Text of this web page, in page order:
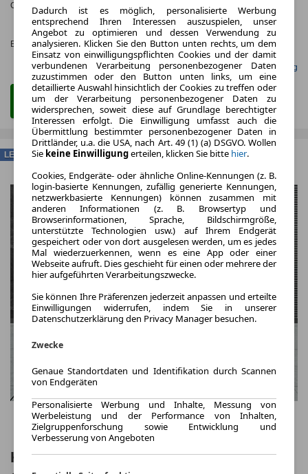
CO
-Emissionen* :ca. 0 g/km (komb.)
Effizienzklasse:
CO₂-
KLASSE
A (KOMB.)
Gefunden auf Null Leasing
Zum Leasing Angebot
Kia EV6 EARTH Navi Leder digitales
LEASING
Dadurch ist es möglich, personalisierte Werbung
entsprechend Ihren Interessen auszuspielen, unser
Angebot zu optimieren und dessen Verwendung zu
analysieren. Klicken Sie den Button unten rechts, um dem
Einsatz von einwilligungspflichten Cookies und der damit
verbundenen Verarbeitung personenbezogener Daten
zuzustimmen oder den Button unten links, um eine
detaillierte Auswahl hinsichtlich der Cookies zu treffen oder
um der Verarbeitung personenbezogener Daten zu
widersprechen, soweit diese auf Grundlage berechtigter
Interessen erfolgt. Die Einwilligung umfasst auch die
Übermittlung bestimmter personenbezogener Daten in
Drittländer, u.a. die USA, nach Art. 49 (1) (a) DSGVO. Wollen
Sie keine Einwilligungerteilen, klicken Sie bitte hier.
Cookies, Endgeräte- oder ähnliche Online-Kennungen (z. B.
login-basierte Kennungen, zufällig generierte Kennungen,
netzwerkbasierte Kennungen) können zusammen mit
anderen Informationen (z. B. Browsertyp und
Browserinformationen, Sprache, Bildschirmgröße,
unterstützte Technologien usw.) auf Ihrem Endgerät
gespeichert oder von dort ausgelesen werden, um es jedes
Mal wiederzuerkennen, wenn es eine App oder einer
Webseite aufruft. Dies geschieht für einen oder mehrere der
hier aufgeführten Verarbeitungszwecke.
Sie können Ihre Präferenzen jederzeit anpassen und erteilte
Einwilligungen widerrufen, indem Sie in unserer
Datenschutzerklärung den Privacy Manager besuchen.
Zwecke
Genaue Standortdaten und Identifikation durch Scannen
von Endgeräten
Personalisierte Werbung und Inhalte, Messung von
Werbeleistung und der Performance von Inhalten,
Zielgruppenforschung sowie Entwicklung und
Verbesserung von Angeboten